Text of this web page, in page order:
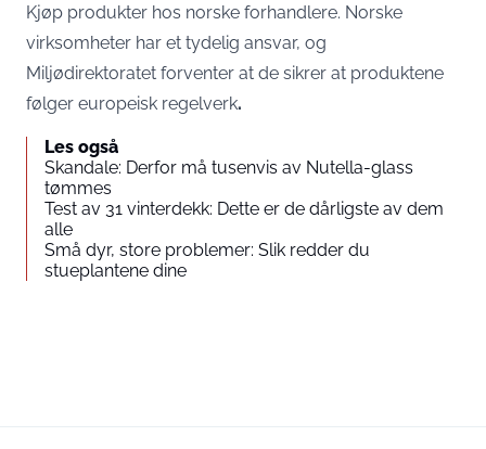
Kjøp produkter hos norske forhandlere. Norske
virksomheter har et tydelig ansvar, og
Miljødirektoratet forventer at de sikrer at produktene
følger europeisk regelverk.
Les også
Skandale: Derfor må tusenvis av Nutella-glass
tømmes
Test av 31 vinterdekk: Dette er de dårligste av dem
alle
Små dyr, store problemer: Slik redder du
stueplantene dine